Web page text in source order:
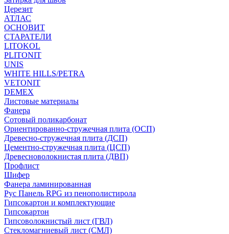
Церезит
АТЛАС
ОСНОВИТ
СТАРАТЕЛИ
LITOKOL
PLITONIT
UNIS
WHITE HILLS/PETRA
VETONIT
DEMEX
Листовые материалы
Фанера
Сотовый поликарбонат
Ориентированно-стружечная плита (ОСП)
Древесно-стружечная плита (ДСП)
Цементно-стружечная плита (ЦСП)
Древесноволокнистая плита (ДВП)
Профлист
Шифер
Фанера ламинированная
Рус Панель RPG из пенополистирола
Гипсокартон и комплектующие
Гипсокартон
Гипсоволокнистый лист (ГВЛ)
Стекломагниевый лист (СМЛ)